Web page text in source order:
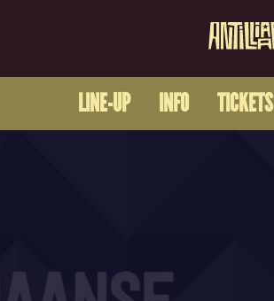
LINE-UP INFO TICKETS